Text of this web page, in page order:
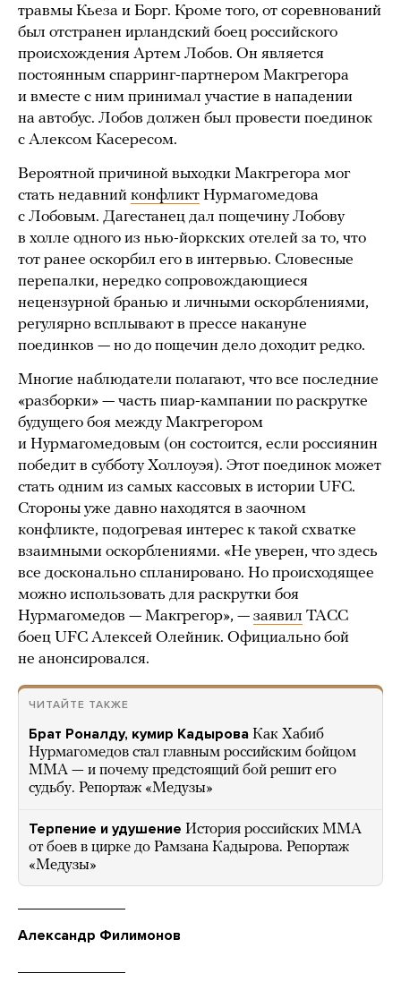
травмы Кьеза и Борг. Кроме того, от соревнований
был отстранен ирландский боец российского
происхождения Артем Лобов. Он является
постоянным спарринг-партнером Макгрегора
и вместе с ним принимал участие в нападении
на автобус. Лобов должен был провести поединок
с Алексом Касересом.
Вероятной причиной выходки Макгрегора мог
стать недавний конфликт Нурмагомедова
с Лобовым. Дагестанец дал пощечину Лобову
в холле одного из нью-йоркских отелей за то, что
тот ранее оскорбил его в интервью. Словесные
перепалки, нередко сопровождающиеся
нецензурной бранью и личными оскорблениями,
регулярно всплывают в прессе накануне
поединков — но до пощечин дело доходит редко.
Многие наблюдатели полагают, что все последние
«разборки» — часть пиар-кампании по раскрутке
будущего боя между Макгрегором
и Нурмагомедовым (он состоится, если россиянин
победит в субботу Холлоуэя). Этот поединок может
стать одним из самых кассовых в истории UFC.
Стороны уже давно находятся в заочном
конфликте, подогревая интерес к такой схватке
взаимными оскорблениями. «Не уверен, что здесь
все досконально спланировано. Но происходящее
можно использовать для раскрутки боя
Нурмагомедов — Макгрегор», — заявил ТАСС
боец UFC Алексей Олейник. Официально бой
не анонсировался.
ЧИТАЙТЕ ТАКЖЕ
Брат Роналду, кумир Кадырова Как Хабиб
Нурмагомедов стал главным российским бойцом
ММА — и почему предстоящий бой решит его
судьбу. Репортаж «Медузы»
Терпение и удушение История российских ММА
от боев в цирке до Рамзана Кадырова. Репортаж
«Медузы»
Александр Филимонов